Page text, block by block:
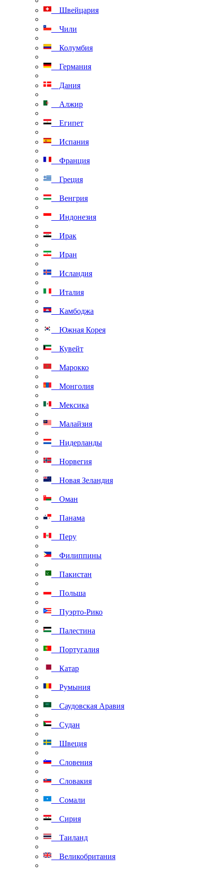
Швейцария
Чили
Колумбия
Германия
Дания
Алжир
Египет
Испания
Франция
Греция
Венгрия
Индонезия
Ирак
Иран
Исландия
Италия
Камбоджа
Южная Корея
Кувейт
Марокко
Монголия
Мексика
Малайзия
Нидерланды
Норвегия
Новая Зеландия
Оман
Панама
Перу
Филиппины
Пакистан
Польша
Пуэрто-Рико
Палестина
Португалия
Катар
Румыния
Саудовская Аравия
Судан
Швеция
Словения
Словакия
Сомали
Сирия
Таиланд
Великобритания